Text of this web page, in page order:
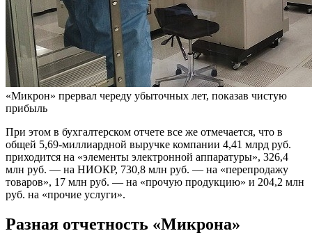
«Микрон» прервал череду убыточных лет, показав чистую
прибыль
При этом в бухгалтерском отчете все же отмечается, что в
общей 5,69-миллиардной выручке компании 4,41 млрд руб.
приходится на «элементы электронной аппаратуры», 326,4
млн руб. — на НИОКР, 730,8 млн руб. — на «перепродажу
товаров», 17 млн руб. — на «прочую продукцию» и 204,2 млн
руб. на «прочие услуги».
Разная отчетность «Микрона»